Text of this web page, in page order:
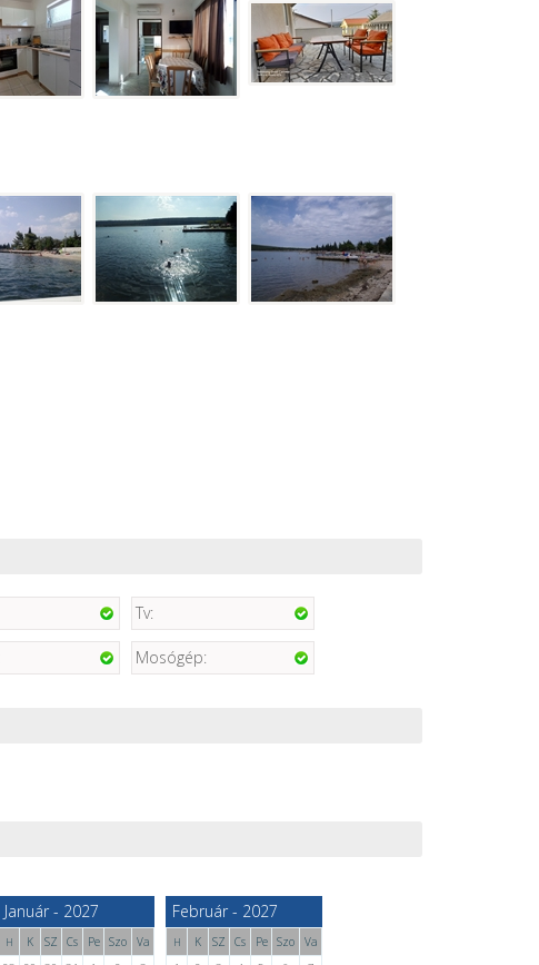
Tv:
Mosógép:
Január - 2027
H K SZ Cs Pe Szo
Va
Február - 2027
H K SZ Cs Pe Szo
Va